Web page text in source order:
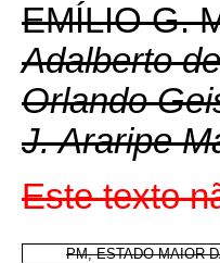
EMÍLIO G.
Adalberto
Orlando
J. Araripe
Este texto
PM, ESTADO-MAIOR